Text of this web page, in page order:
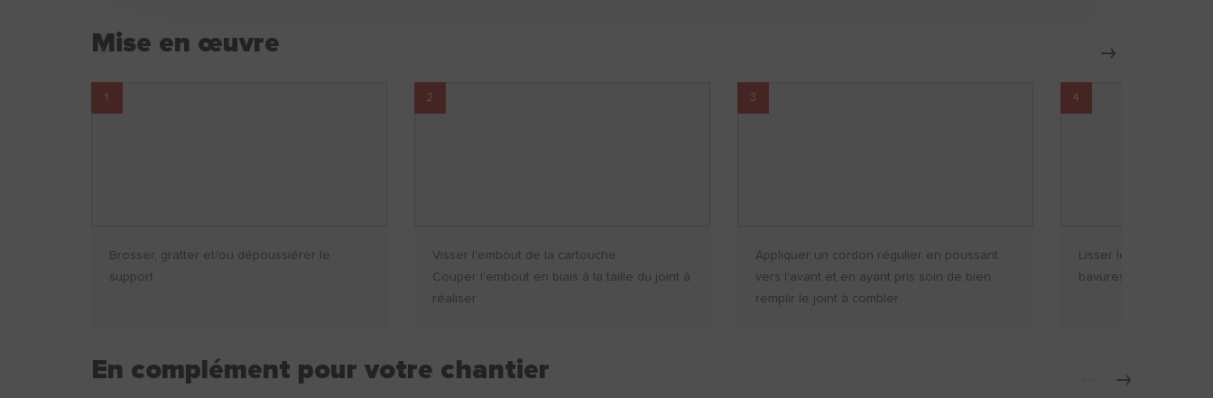
Mise en œuvre
1
Brosser, gratter et/ou dépoussiérer le
support
2
Visser l'embout de la cartouche
Couper l'embout en biais à la taille du joint à
réaliser
3
Appliquer un cordon régulier en poussant
vers l'avant et en ayant pris soin de bien
remplir le joint à combler
4
Lisser le joint à l'état
bavures à l'éponge
En complément pour votre chantier